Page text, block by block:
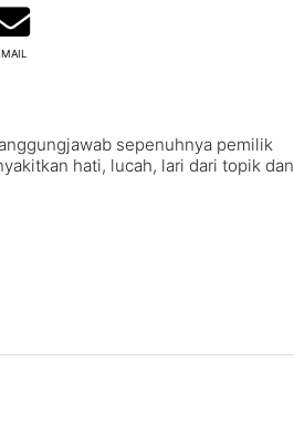
sepenuhnya pemilik
hati, lucah, lari dari topik dan